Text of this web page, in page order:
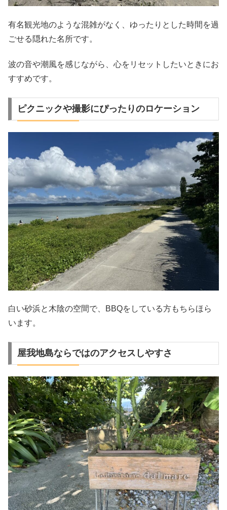
有名観光地のような混雑がなく、ゆったりとした時間を過
ごせる隠れた名所です。
波の音や潮風を感じながら、心をリセットしたいときにお
すすめです。
ピクニックや撮影にぴったりのロケーション
白い砂浜と木陰の空間で、BBQをしている方もちらほら
います。
屋我地島ならではのアクセスしやすさ